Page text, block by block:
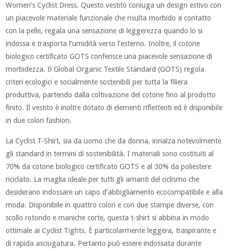
Women’s Cyclist Dress. Questo vestito coniuga un design estivo con
un piacevole materiale funzionale che risulta morbido a contatto
con la pelle, regala una sensazione di leggerezza quando lo si
indossa e trasporta l’umidità verso l’esterno. Inoltre, il cotone
biologico certificato GOTS conferisce una piacevole sensazione di
morbidezza. Il Global Organic Textile Standard (GOTS) regola
criteri ecologici e socialmente sostenibili per tutta la filiera
produttiva, partendo dalla coltivazione del cotone fino al prodotto
finito. Il vestito è inoltre dotato di elementi riflettenti ed è disponibile
in due colori fashion.
La Cyclist T-Shirt, sia da uomo che da donna, innalza notevolmente
gli standard in termini di sostenibilità. I materiali sono costituiti al
70% da cotone biologico certificato GOTS e al 30% da poliestere
riciclato. La maglia ideale per tutti gli amanti del ciclismo che
desiderano indossare un capo d’abbigliamento ecocompatibile e alla
moda. Disponibile in quattro colori e con due stampe diverse, con
scollo rotondo e maniche corte, questa t-shirt si abbina in modo
ottimale ai Cyclist Tights. È particolarmente leggera, traspirante e
di rapida asciugatura. Pertanto può essere indossata durante